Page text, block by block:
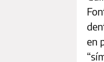
en